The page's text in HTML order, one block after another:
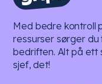
Med bedre kontroll
ressurser sørger
bedriften. Alt på ett
sjef, det!